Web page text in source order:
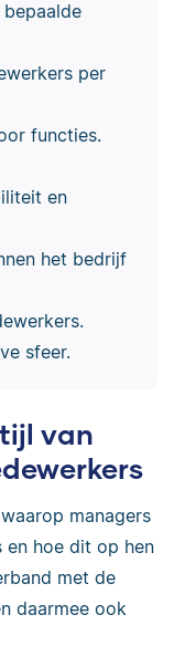
per
functies.
en
het bedrijf
sfeer.
van
managers
en hoe dit op hen
met de
daarmee ook